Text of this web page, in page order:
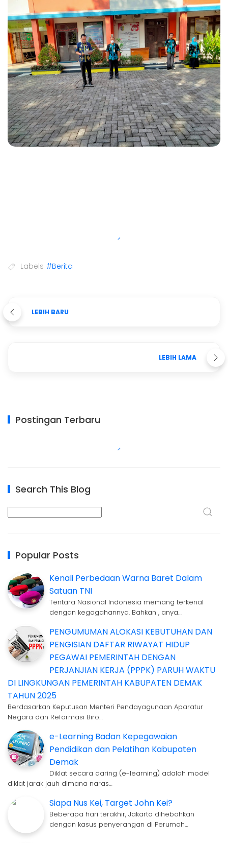
Labels #Berita
LEBIH BARU
LEBIH LAMA
Postingan Terbaru
Search This Blog
Popular Posts
Kenali Perbedaan Warna Baret Dalam
Satuan TNI
Tentara Nasional Indonesia memang terkenal
dengan kegagahannya. Bahkan , anya…
PENGUMUMAN ALOKASI KEBUTUHAN DAN
PENGISIAN DAFTAR RIWAYAT HIDUP
PEGAWAI PEMERINTAH DENGAN
PERJANJIAN KERJA (PPPK) PARUH WAKTU
DI LINGKUNGAN PEMERINTAH KABUPATEN DEMAK
TAHUN 2025
Berdasarkan Keputusan Menteri Pendayagunaan Aparatur
Negara dan Reformasi Biro…
e-Learning Badan Kepegawaian
Pendidikan dan Pelatihan Kabupaten
Demak
Diklat secara daring (e-learning) adalah model
diklat jarak jauh dimana naras…
Siapa Nus Kei, Target John Kei?
Beberapa hari terakhir, Jakarta dihebohkan
dengan kasus penyerangan di Perumah…